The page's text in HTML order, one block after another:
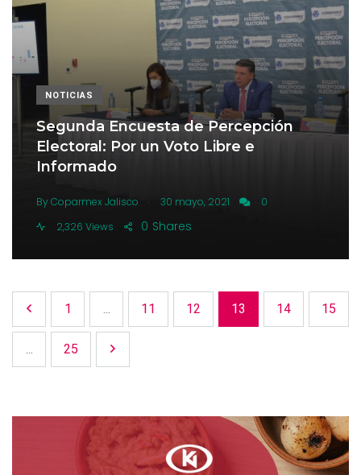
NOTICIAS
Segunda Encuesta de Percepción
Electoral: Por un Voto Libre e
Informado
By Coparmex Jalisco . 30 mayo, 2021
0
2,326 Views
Shares
0
1 ... 11 12 13 14 15
... 25